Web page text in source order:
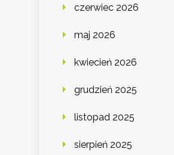
czerwiec 2026
maj 2026
kwiecień 2026
grudzień 2025
listopad 2025
sierpień 2025